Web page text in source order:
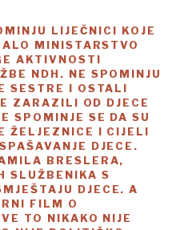
LIJEČNICI KOJE
MINISTARSTVO
AKTIVNOSTI
NDH. NE SPOMINJU
SESTRE I OSTALI
ZARAZILI OD DJECE
SPOMINJE SE DA SU
ŽELJEZNICE I CIJELI
DJECE.
BRESLERA,
SLUŽBENIKA S
DJECE. A
FILM O
TO NIKAKO NIJE